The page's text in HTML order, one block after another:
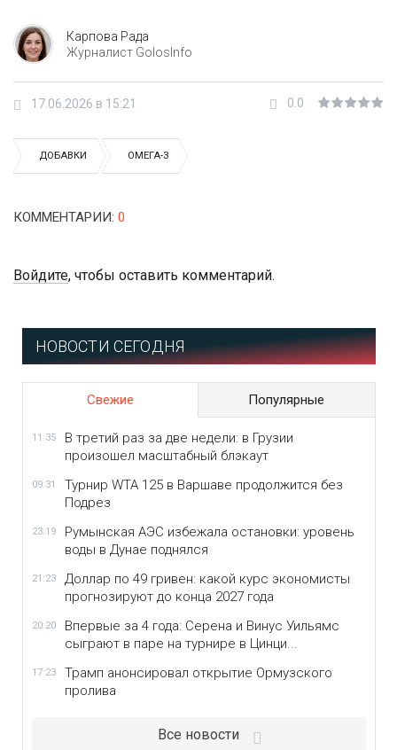
Карпова Рада
Журналист GolosInfo
17.06.2026 в 15:21 0.0
ДОБАВКИ ОМЕГА-3
КОММЕНТАРИИ: 0
Войдите, чтобы оставить комментарий.
НОВОСТИ СЕГОДНЯ
Свежие Популярные
11:35
В третий раз за две недели: в Грузии
произошел масштабный блэкаут
09:31
Турнир WTA 125 в Варшаве продолжится без
Подрез
23:19
Румынская АЭС избежала остановки: уровень
воды в Дунае поднялся
21:23
Доллар по 49 гривен: какой курс экономисты
прогнозируют до конца 2027 года
20:20
Впервые за 4 года: Серена и Винус Уильямс
сыграют в паре на турнире в Цинци...
17:23
Трамп анонсировал открытие Ормузского
пролива
Все новости